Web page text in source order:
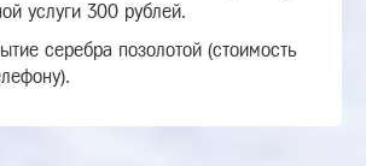
услуги 300 рублей.
серебра позолотой (стоимость